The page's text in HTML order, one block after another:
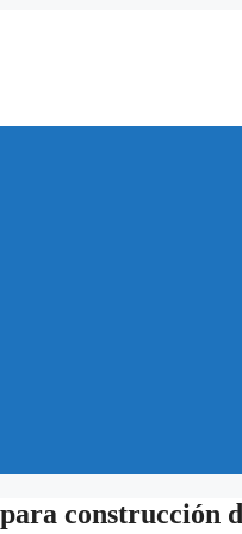
construcción